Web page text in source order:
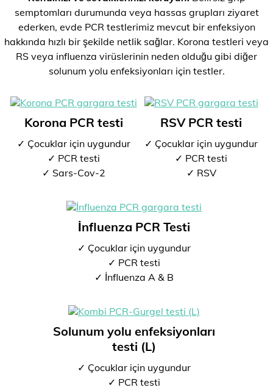
semptomları durumunda veya hassas grupları ziyaret
ederken, evde PCR testlerimiz mevcut bir enfeksiyon
hakkında hızlı bir şekilde netlik sağlar. Korona testleri veya
RS veya influenza virüslerinin neden olduğu gibi diğer
solunum yolu enfeksiyonları için testler.
Korona PCR testi
✓ Çocuklar için uygundur
✓ PCR testi
✓ Sars-Cov-2
RSV PCR testi
✓ Çocuklar için uygundur
✓ PCR testi
✓ RSV
İnfluenza PCR Testi
✓ Çocuklar için uygundur
✓ PCR testi
✓ İnfluenza A & B
Solunum yolu enfeksiyonları
testi (L)
✓ Çocuklar için uygundur
✓ PCR testi